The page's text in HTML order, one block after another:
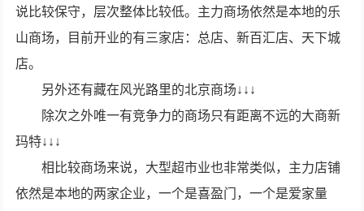
说比较保守，层次整体比较低。主力商场依然是本地的乐
山商场，目前开业的有三家店：总店、新百汇店、天下城
店。
另外还有藏在风光路里的北京商场↓↓↓
除次之外唯一有竞争力的商场只有距离不远的大商新
玛特↓↓↓
相比较商场来说，大型超市业也非常类似，主力店铺
依然是本地的两家企业，一个是喜盈门，一个是爱家量